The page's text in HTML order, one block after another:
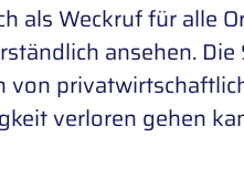
als Weckruf für alle
ansehen.
verloren gehen